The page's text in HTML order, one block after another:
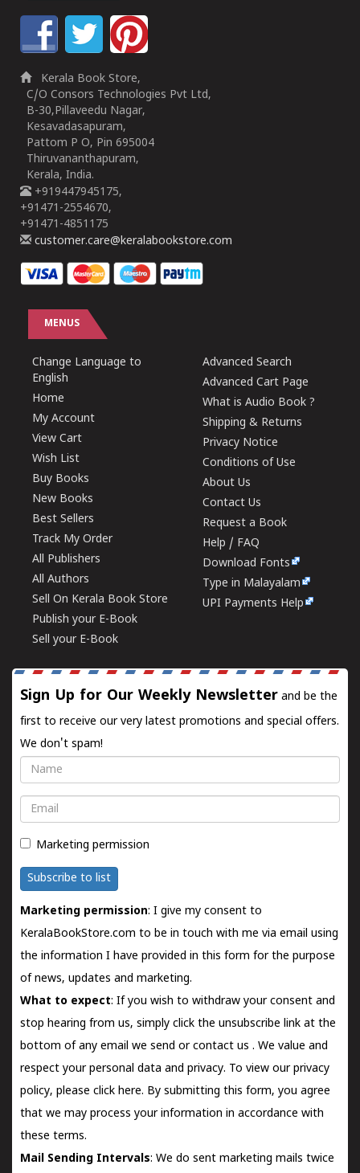
Kerala Book Store,
C/O Consors Technologies Pvt Ltd,
B-30,Pillaveedu Nagar,
Kesavadasapuram,
Pattom P O, Pin 695004
Thiruvananthapuram,
Kerala, India.
+919447945175,
+91471-2554670,
+91471-4851175
customer.care@keralabookstore.com
MENUS
Change Language to
English
Home
My Account
View Cart
Wish List
Buy Books
New Books
Best Sellers
Track My Order
All Publishers
All Authors
Sell On Kerala Book Store
Publish your E-Book
Sell your E-Book
Advanced Search
Advanced Cart Page
What is Audio Book ?
Shipping & Returns
Privacy Notice
Conditions of Use
About Us
Contact Us
Request a Book
Help / FAQ
Download Fonts
Type in Malayalam
UPI Payments Help
Sign Up for Our Weekly Newsletter and be the
first to receive our very latest promotions and special offers.
We don't spam!
Name
Email
Marketing permission
Subscribe to list
Marketing permission: I give my consent to
KeralaBookStore.com to be in touch with me via email using
the information I have provided in this form for the purpose
of news, updates and marketing.
What to expect: If you wish to withdraw your consent and
stop hearing from us, simply click the unsubscribe link at the
bottom of any email we send orcontact us . We value and
respect your personal data and privacy. To view our privacy
policy, please click here. By submitting this form, you agree
that we may process your information in accordance with
these terms.
Mail Sending Intervals: We do sent marketing mails twice